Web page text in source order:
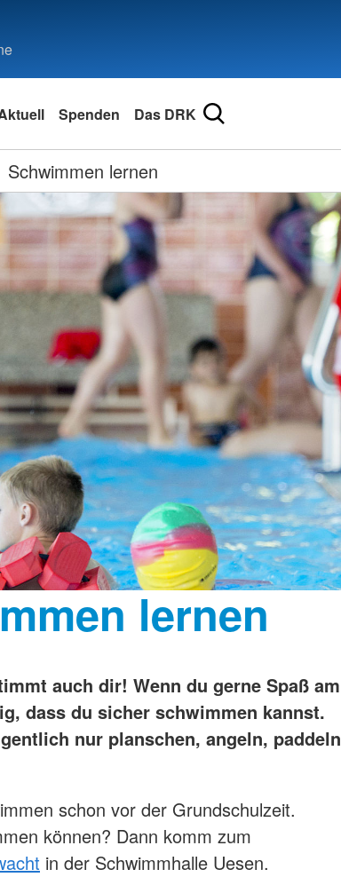
Spenden Das DRK
Schwimmen lernen
lernen
auch dir! Wenn du gerne Spaß am
dass du sicher schwimmen kannst.
nur planschen, angeln, paddeln
schon vor der Grundschulzeit.
können? Dann komm zum
in der Schwimmhalle Uesen.